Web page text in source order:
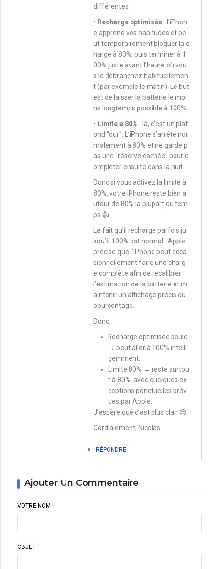
différentes :
• Recharge optimisée : l’iPhon
e apprend vos habitudes et pe
ut temporairement bloquer la c
harge à 80%, puis terminer à 1
00% juste avant l’heure où vou
s le débranchez habituellemen
t (par exemple le matin). Le but
est de laisser la batterie le moi
ns longtemps possible à 100%.
• Limite à 80% : là, c’est un plaf
ond “dur”. L’iPhone s’arrête nor
malement à 80% et ne garde p
as une “réserve cachée” pour c
ompléter ensuite dans la nuit.
Donc si vous activez la limite à
80%, votre iPhone reste bien a
utour de 80% la plupart du tem
ps 👍
Le fait qu’il recharge parfois ju
squ’à 100% est normal : Apple
précise que l’iPhone peut occa
sionnellement faire une charg
e complète afin de recalibrer
l’estimation de la batterie et m
aintenir un affichage précis du
pourcentage.
Donc :
Recharge optimisée seule
→ peut aller à 100% intelli
gemment.
Limite 80% → reste surtou
t à 80%, avec quelques ex
ceptions ponctuelles prév
ues par Apple.
J’espère que c’est plus clair 😊
Cordialement, Nicolas
RÉPONDRE
Ajouter Un Commentaire
VOTRE NOM
OBJET